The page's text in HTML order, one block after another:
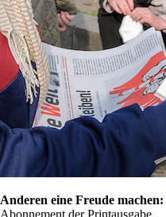
Anderen eine Freude machen:
Abonnement der Printausgabe.